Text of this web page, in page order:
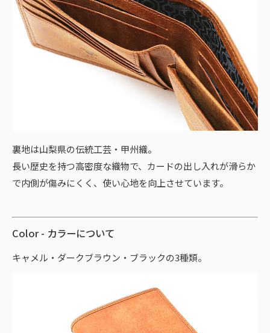
裏地は山梨県の伝統工芸・甲州織。
長い歴史を持つ高密度な織物で、カードの出し入れが滑らか
で内側が傷みにくく、使い心地を向上させています。
Color - カラーについて
キャメル・ダークブラウン・ブラックの3種類。